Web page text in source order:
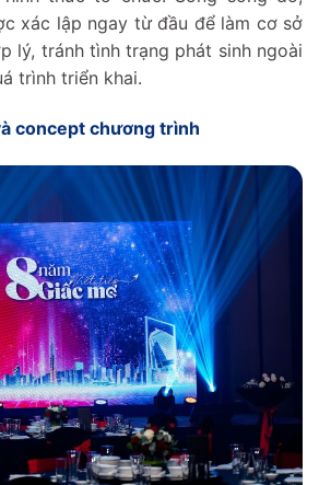
xác lập ngay từ đầu để làm cơ sở
lý, tránh tình trạng phát sinh ngoài
trình triển khai.
concept chương trình